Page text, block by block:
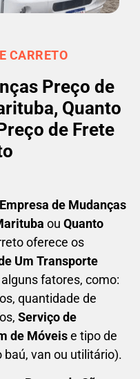
CARRETO
Preço de
Quanto
de Frete
Empresa de Mudanças
ou Quanto
oferece os
Um Transporte
fatores, como:
quantidade de
Serviço de
de Móveise tipo de
van ou utilitário).